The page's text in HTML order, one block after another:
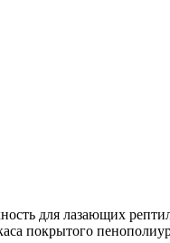
для лазающих
покрытого